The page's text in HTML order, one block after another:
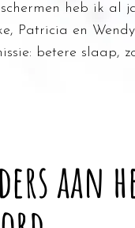
heb ik al
Patricia en
betere slaap,
aan